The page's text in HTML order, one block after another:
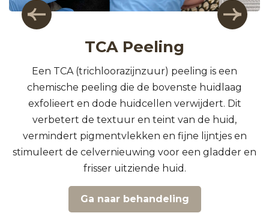
TCA Peeling
Een TCA (trichloorazijnzuur) peeling is een
chemische peeling die de bovenste huidlaag
exfolieert en dode huidcellen verwijdert. Dit
verbetert de textuur en teint van de huid,
vermindert pigmentvlekken en fijne lijntjes en
stimuleert de celvernieuwing voor een gladder en
frisser uitziende huid.
Ga naar behandeling